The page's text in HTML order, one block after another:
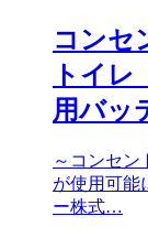
コンセ
トイ
用バッ
～コンセン
が使用可能
ー株式…